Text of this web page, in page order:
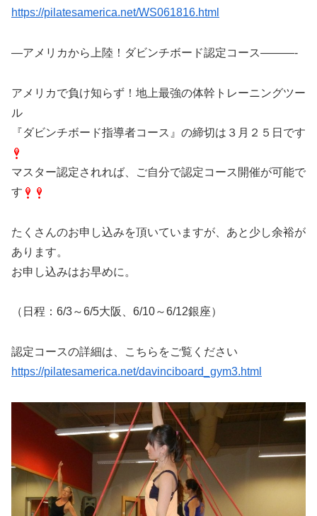
https://pilatesamerica.net/WS061816.html
—アメリカから上陸！ダビンチボード認定コース———-
アメリカで負け知らず！地上最強の体幹トレーニングツー
ル
『ダビンチボード指導者コース』の締切は３月２５日です
マスター認定されれば、ご自分で認定コース開催が可能で
す
たくさんのお申し込みを頂いていますが、あと少し余裕が
あります。
お申し込みはお早めに。
（日程：6/3～6/5大阪、6/10～6/12銀座）
認定コースの詳細は、こちらをご覧ください
https://pilatesamerica.net/davinciboard_gym3.html